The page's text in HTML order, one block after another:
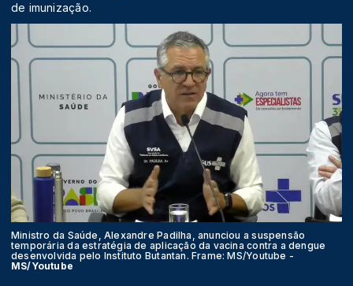
de imunização.
Ministro da Saúde, Alexandre Padilha, anunciou a suspensão
temporária da estratégia de aplicação da vacina contra a dengue
desenvolvida pelo Instituto Butantan. Frame: MS/Youtube -
MS/Youtube